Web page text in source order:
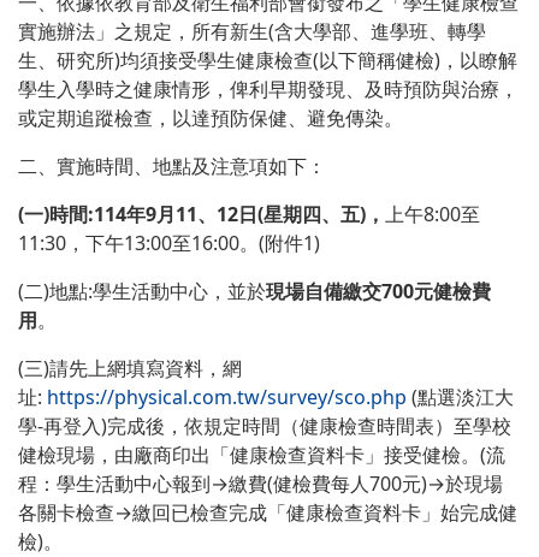
實施辦法」之規定，所有新生(含大學部、進學班、轉學
生、研究所)均須接受學生健康檢查(以下簡稱健檢)，以瞭解
學生入學時之健康情形，俾利早期發現、及時預防與治療，
或定期追蹤檢查，以達預防保健、避免傳染。
二、實施時間、地點及注意項如下：
(一)時間:114年9月11、12日(星期四、五)， 上午8:00至
11:30，下午13:00至16:00。(附件1)
(二)地點:學生活動中心，並於現場自備繳交700元健檢費
用。
(三)請先上網填寫資料，網
址: https://physical.com.tw/survey/sco.php (點選淡江大
學-再登入)完成後，依規定時間（健康檢查時間表）至學校
健檢現場，由廠商印出「健康檢查資料卡」接受健檢。(流
程：學生活動中心報到→繳費(健檢費每人700元)→於現場
各關卡檢查→繳回已檢查完成「健康檢查資料卡」始完成健
檢)。